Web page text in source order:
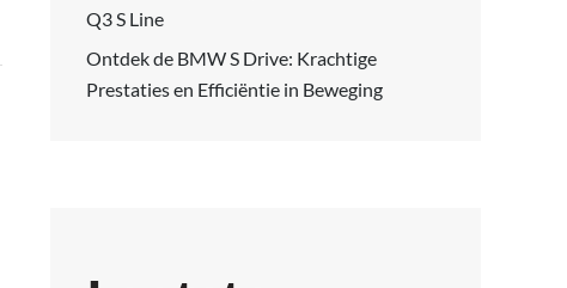
Q3 S Line
Ontdek de BMW S Drive: Krachtige
Prestaties en Efficiëntie in Beweging